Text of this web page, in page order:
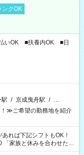
ンクOK
いOK ■扶養内OK ■日
駅 / 京成曳舟駅 / …
≫ご希望の勤務地を紹介
い」 「できれば残業はし